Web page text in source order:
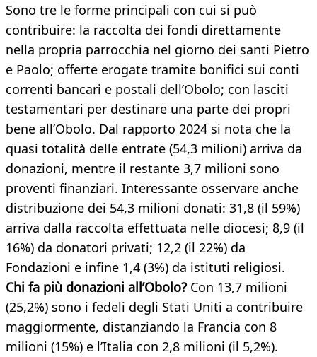
Sono tre le forme principali con cui si può
contribuire: la raccolta dei fondi direttamente
nella propria parrocchia nel giorno dei santi Pietro
e Paolo; offerte erogate tramite bonifici sui conti
correnti bancari e postali dell’Obolo; con lasciti
testamentari per destinare una parte dei propri
bene all’Obolo. Dal rapporto 2024 si nota che la
quasi totalità delle entrate (54,3 milioni) arriva da
donazioni, mentre il restante 3,7 milioni sono
proventi finanziari. Interessante osservare anche
distribuzione dei 54,3 milioni donati: 31,8 (il 59%)
arriva dalla raccolta effettuata nelle diocesi; 8,9 (il
16%) da donatori privati; 12,2 (il 22%) da
Fondazioni e infine 1,4 (3%) da istituti religiosi.
Chi fa più donazioni all’Obolo? Con 13,7 milioni
(25,2%) sono i fedeli degli Stati Uniti a contribuire
maggiormente, distanziando la Francia con 8
milioni (15%) e l’Italia con 2,8 milioni (il 5,2%).